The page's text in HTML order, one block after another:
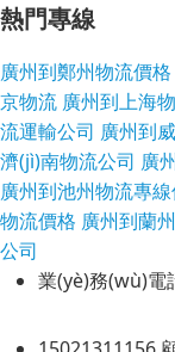
熱門專線
廣州到鄭州物流價格
京物流 廣州到上海
流運輸公司 廣州到
濟(jì)南物流公司 廣
廣州到池州物流專
物流價格 廣州到蘭
公司
業(yè)務(wù)電